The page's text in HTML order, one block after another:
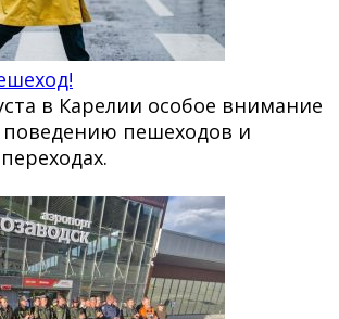
в Карелии особое внимание
поведению пешеходов и